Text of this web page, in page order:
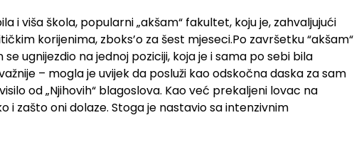
i viša škola, popularni „akšam“ fakultet, koju je, zahvaljujući
korijenima, zboks’o za šest mjeseci.Po završetku “akšam“
ugnijezdio na jednoj poziciji, koja je i sama po sebi bila
– mogla je uvijek da posluži kao odskočna daska za sam
od „Njihovih“ blagoslova. Kao već prekaljeni lovac na
i zašto oni dolaze. Stoga je nastavio sa intenzivnim